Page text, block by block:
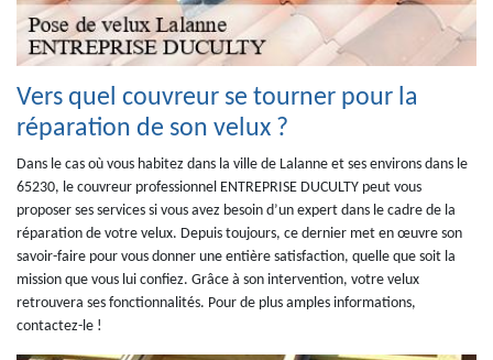
Vers quel couvreur se tourner pour la
réparation de son velux ?
Dans le cas où vous habitez dans la ville de Lalanne et ses environs dans le
65230, le couvreur professionnel ENTREPRISE DUCULTY peut vous
proposer ses services si vous avez besoin d’un expert dans le cadre de la
réparation de votre velux. Depuis toujours, ce dernier met en œuvre son
savoir-faire pour vous donner une entière satisfaction, quelle que soit la
mission que vous lui confiez. Grâce à son intervention, votre velux
retrouvera ses fonctionnalités. Pour de plus amples informations,
contactez-le !